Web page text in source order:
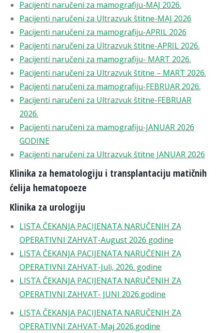
Pacijenti naručeni za mamografiju-MAJ 2026.
Pacijenti naručeni za Ultrazvuk štitne-MAJ 2026
Pacijenti naručeni za mamografiju-APRIL 2026
Pacijenti naručeni za Ultrazvuk štitne-APRIL 2026.
Pacijenti naručeni za mamografiju- MART 2026.
Pacijenti naručeni za Ultrazvuk štitne – MART 2026.
Pacijenti naručeni za mamografiju-FEBRUAR 2026.
Pacijenti naručeni za Ultrazvuk štitne-FEBRUAR
2026.
Pacijenti naručeni za mamografiju-JANUAR 2026
GODINE
Pacijenti naručeni za Ultrazvuk štitne JANUAR 2026
Klinika za hematologiju i transplantaciju matičnih
ćelija hematopoeze
Klinika za urologiju
LISTA ČEKANJA PACIJENATA NARUČENIH ZA
OPERATIVNI ZAHVAT-August 2026 godine
LISTA ČEKANJA PACIJENATA NARUČENIH ZA
OPERATIVNI ZAHVAT-Juli, 2026. godine
LISTA ČEKANJA PACIJENATA NARUČENIH ZA
OPERATIVNI ZAHVAT- JUNI 2026.godine
LISTA ČEKANJA PACIJENATA NARUČENIH ZA
OPERATIVNI ZAHVAT-Maj 2026.godine